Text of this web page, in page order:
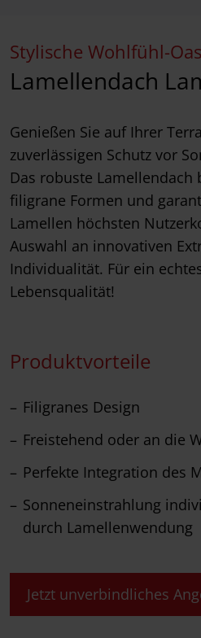
Stylische Wohlfühl-
Lamellendach
Genießen Sie auf Ihrer
zuverlässigen Schutz vor
Das robuste Lamellendach
filigrane Formen und
Lamellen höchsten
Auswahl an innovativen
Individualität. Für ein
Lebensqualität!
Produktvorteile
Filigranes Design
Freistehend oder an die
Perfekte Integration des
Sonneneinstrahlung
durch Lamellenwendung
Jetzt unverbindliches